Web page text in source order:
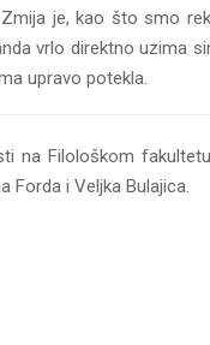
je, kao što smo
vrlo direktno uzima
upravo potekla.
na Filološkom
Forda i Veljka Bulajica.